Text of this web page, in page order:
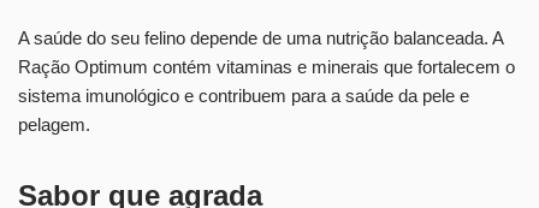
A saúde do seu felino depende de uma nutrição balanceada. A
Ração Optimum contém vitaminas e minerais que fortalecem o
sistema imunológico e contribuem para a saúde da pele e
pelagem.
Sabor que agrada